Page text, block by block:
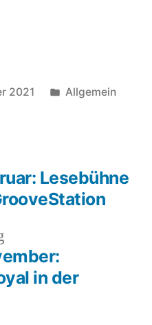
2021
Veröffentlicht
Allgemein
Beitrag:
in der
Lesebühne